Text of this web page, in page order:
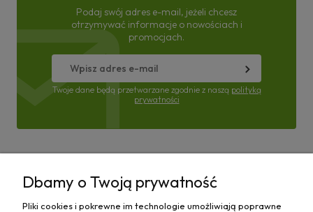
Podaj swój adres e-mail, jeżeli chcesz
otrzymywać informacje o nowościach i
promocjach.
Twoje dane będą przetwarzane zgodnie z naszą polityką
prywatności
Moje konto
Dbamy o Twoją prywatność
Pliki cookies i pokrewne im technologie umożliwiają poprawne